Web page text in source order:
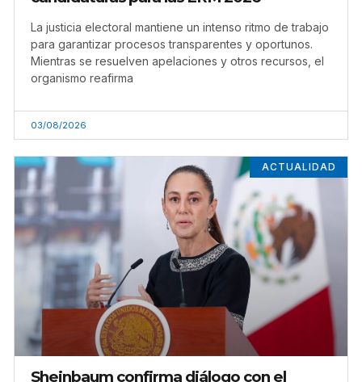
La justicia electoral mantiene un intenso ritmo de trabajo
para garantizar procesos transparentes y oportunos.
Mientras se resuelven apelaciones y otros recursos, el
organismo reafirma
03/08/2026
ACTUALIDAD
Sheinbaum confirma diálogo con el